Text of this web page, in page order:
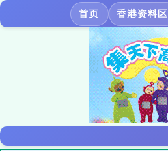
首页 香港资料区